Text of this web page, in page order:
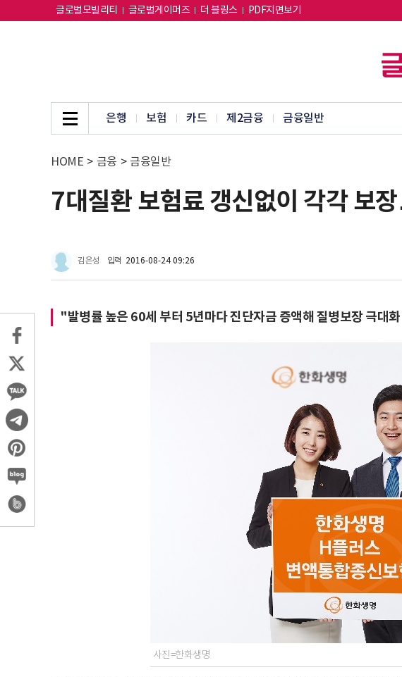
글로벌모빌리티 글로벌게이머즈 더 블링스 PDF지면보기
은행 보험 카드 제2금융 금융일반
HOME > 금융 > 금융일반
7대질환 보험료 갱신없이 각각 보
김은성 입력 2016-08-24 09:26
"발병률 높은 60세 부터 5년마다 진단자금 증액해 질병보장 극대
사진=한화생명